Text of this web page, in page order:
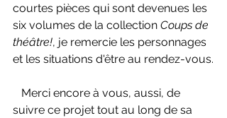
courtes pièces qui sont devenues les
six volumes de la collection Coups de
théâtre!, je remercie les personnages
et les situations d'être au rendez-vous.
suivre ce projet tout au long de sa